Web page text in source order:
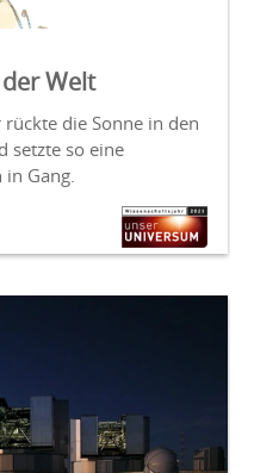
Welt
die Sonne in den
setzte so eine
Gang.